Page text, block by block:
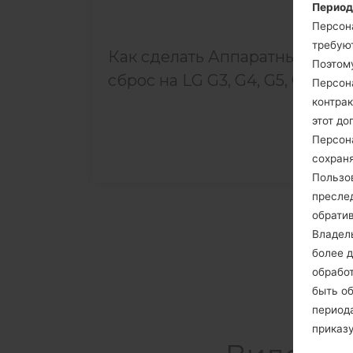
Как сделать Аппаратный
сброс на LG G3, G4, G5, G7 и...
этот
более
быть